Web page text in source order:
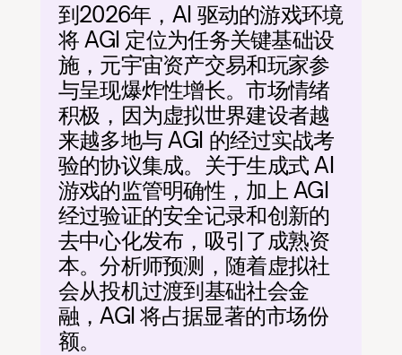
到2026年，AI 驱动的游戏环境
将 AGI 定位为任务关键基础设
施，元宇宙资产交易和玩家参
与呈现爆炸性增长。市场情绪
积极，因为虚拟世界建设者越
来越多地与 AGI 的经过实战考
验的协议集成。关于生成式 AI
游戏的监管明确性，加上 AGI
经过验证的安全记录和创新的
去中心化发布，吸引了成熟资
本。分析师预测，随着虚拟社
会从投机过渡到基础社会金
融，AGI 将占据显著的市场份
额。